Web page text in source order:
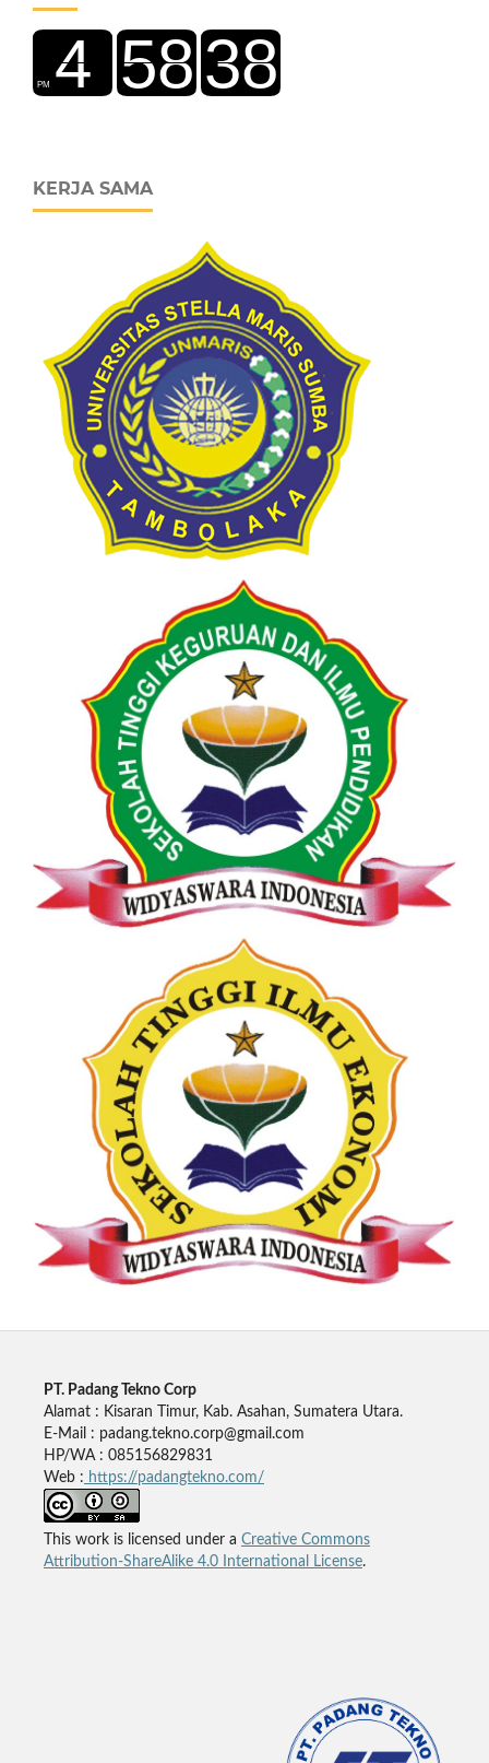
KERJA SAMA
PT. Padang Tekno Corp
Alamat : Kisaran Timur, Kab. Asahan, Sumatera Utara.
E-Mail : padang.tekno.corp@gmail.com
HP/WA : 085156829831
Web : https://padangtekno.com/
This work is licensed under a Creative Commons
Attribution-ShareAlike 4.0 International License.